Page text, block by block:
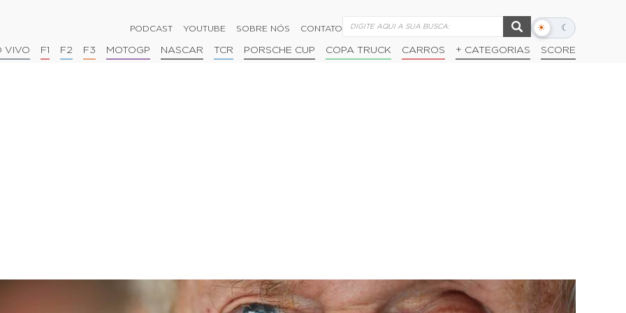
PODCAST YOUTUBE SOBRE NÓS CONTATO ☀ ☾
Alternar
escuro
VIVO F1 F2 F3 MOTOGP NASCAR TCR PORSCHE CUP COPA TRUCK CARROS + CATEGORIAS SCORE